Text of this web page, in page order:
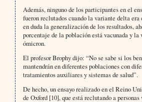
Además, ninguno de los participantes en el
fueron reclutados cuando la variante delta era
en duda la generalización de los resultados,
porcentaje de la población está vacunada y la
ómicron.
El profesor Brophy dijo: “No se sabe si los
mantendrán en diferentes poblaciones con
tratamientos auxiliares y sistemas de salud”.
De hecho, un ensayo realizado en el Reino
de Oxford [10], que está reclutando a